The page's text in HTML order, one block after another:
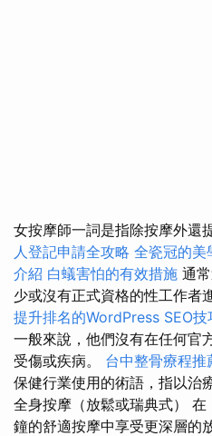
女按摩師一詞是指除按摩外還
人登記申請全攻略 全瓷冠的美
介紹 白蟻害怕的有效措施 通
少或沒有正式資格的性工作者
提升排名的WordPress SEO技
一般來說，他們沒有在任何官
受傷或疾病。 台中整骨療程推
保健行業使用的術語，指以治
全身按摩（放鬆或瑞典式）
鐘的舒適按摩中享受更深層的